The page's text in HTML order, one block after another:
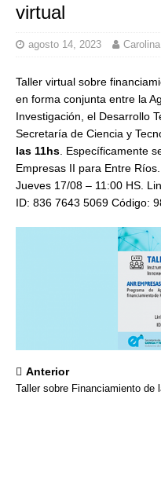
virtual
agosto 14, 2023
Taller virtual sobre
en forma conjunta entre la
Investigación, el Desarrollo
Secretaría de Ciencia y
las 11hs . Específicamente
Empresas II para Entre Ríos.
Jueves 17/08 – 11:00 HS.
ID: 836 7643 5069 Código:
Anterior
Taller sobre Financiamiento de